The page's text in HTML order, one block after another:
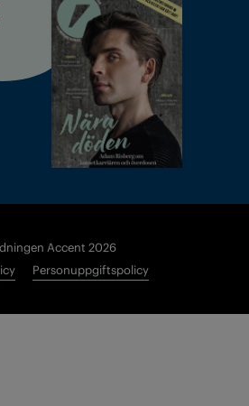
Accent 2026
Personuppgiftspolicy